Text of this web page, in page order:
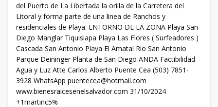
del Puerto de La Libertada la orilla de la Carretera del
Litoral y forma parte de una linea de Ranchos y
residenciales de Playa. ENTORNO DE LA ZONA Playa San
Diego Manglar Tiquisiapa Playa Las Flores ( Surfeadores )
Cascada San Antonio Playa El Amatal Rio San Antonio
Parque Deininger Planta de San Diego ANDA Factibilidad
Agua y Luz Atte Carlos Alberto Puente Cea (503) 7851-
3928 WhatsApp puentecea@hotmail.com
www.bienesraicesenelsalvador.com 31/10/2024
+1martinc5%